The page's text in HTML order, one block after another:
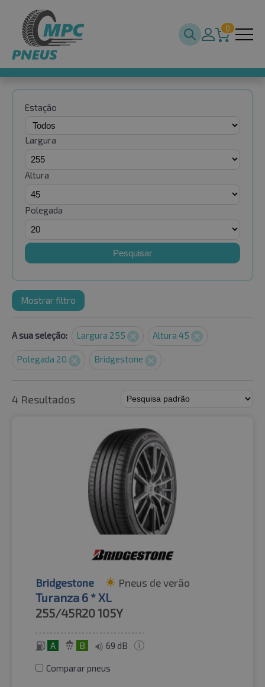
0
Estação
Largura
Altura
Polegada
Pesquisar
Mostrar filtro
A sua seleção: Largura 255 Altura 45
Polegada 20 Bridgestone
4 Resultados
Bridgestone Pneus de verão
Turanza 6 * XL
255/45R20105Y
A B 69 dB
Comparar pneus